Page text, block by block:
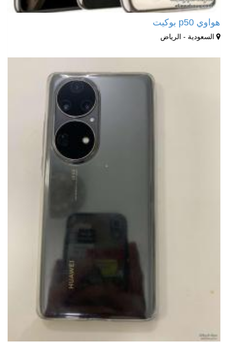
هواوي p50 بوكيت
السعودية - الرياض